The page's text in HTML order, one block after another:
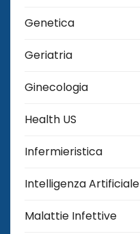
Genetica
Geriatria
Ginecologia
Health US
Infermieristica
Intelligenza Artificiale
Malattie Infettive